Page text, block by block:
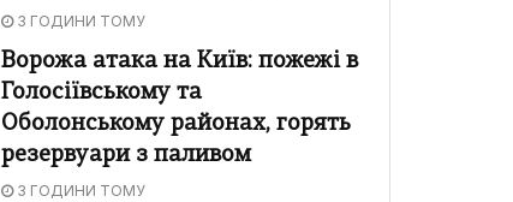
3 ГОДИНИ ТОМУ
Ворожа атака на Київ: пожежі в
Голосіївському та
Оболонському районах, горять
резервуари з паливом
3 ГОДИНИ ТОМУ